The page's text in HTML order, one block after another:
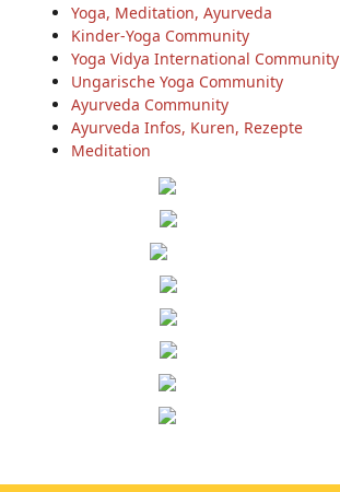
Yoga, Meditation, Ayurveda
Kinder-Yoga Community
Yoga Vidya International Community
Ungarische Yoga Community
Ayurveda Community
Ayurveda Infos, Kuren, Rezepte
Meditation